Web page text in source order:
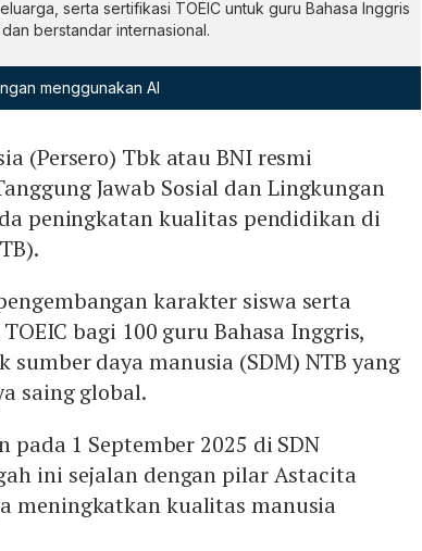
serta sertifikasi TOEIC untuk guru Bahasa Inggris
berstandar internasional.
menggunakan AI
(Persero) Tbk atau BNI resmi
Jawab Sosial dan Lingkungan
peningkatan kualitas pendidikan di
karakter siswa serta
bagi 100 guru Bahasa Inggris,
sumber daya manusia (SDM) NTB yang
saing global.
1 September 2025 di SDN
ini sejalan dengan pilar Astacita
meningkatkan kualitas manusia